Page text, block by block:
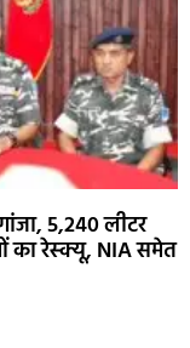
5,240 लीटर
का रेस्क्यू, NIA समेत